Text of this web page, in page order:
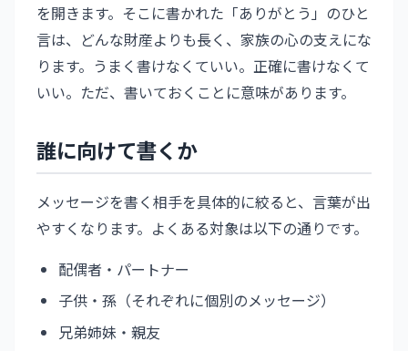
を開きます。そこに書かれた「ありがとう」のひと
言は、どんな財産よりも長く、家族の心の支えにな
ります。うまく書けなくていい。正確に書けなくて
いい。ただ、書いておくことに意味があります。
誰に向けて書くか
メッセージを書く相手を具体的に絞ると、言葉が出
やすくなります。よくある対象は以下の通りです。
配偶者・パートナー
子供・孫（それぞれに個別のメッセージ）
兄弟姉妹・親友